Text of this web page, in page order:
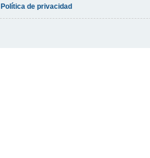
Política de privacidad